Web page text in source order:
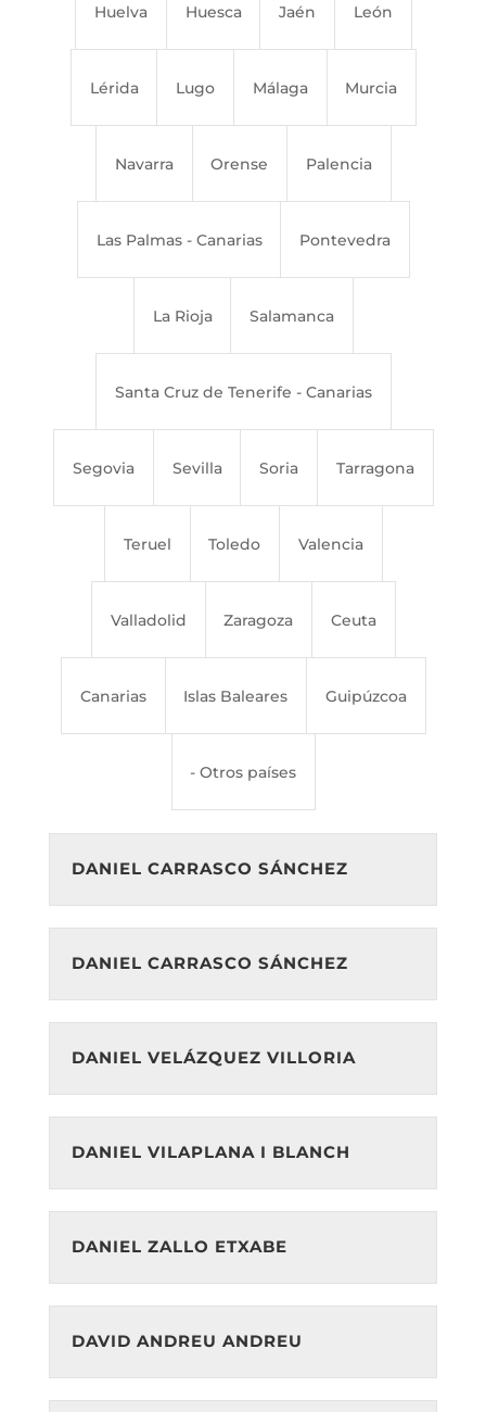
Huelva Huesca Jaén León
Lérida Lugo Málaga Murcia
Navarra Orense Palencia
Las Palmas - Canarias Pontevedra
La Rioja Salamanca
Santa Cruz de Tenerife - Canarias
Segovia Sevilla Soria Tarragona
Teruel Toledo Valencia
Valladolid Zaragoza Ceuta
Canarias Islas Baleares Guipúzcoa
- Otros países
DANIEL CARRASCO SÁNCHEZ
DANIEL CARRASCO SÁNCHEZ
DANIEL VELÁZQUEZ VILLORIA
DANIEL VILAPLANA I BLANCH
DANIEL ZALLO ETXABE
DAVID ANDREU ANDREU